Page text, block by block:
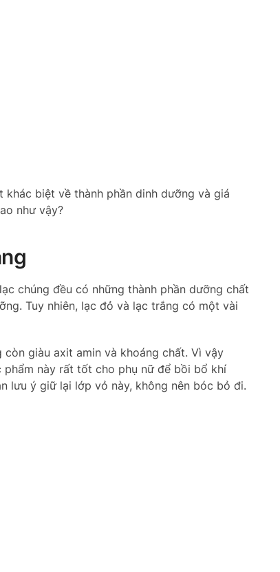
khác biệt về thành phần dinh dưỡng và giá
như vậy?
chúng đều có những thành phần dưỡng chất
Tuy nhiên, lạc đỏ và lạc trắng có một vài
giàu axit amin và khoáng chất. Vì vậy
này rất tốt cho phụ nữ để bồi bổ khí
lưu ý giữ lại lớp vỏ này, không nên bóc bỏ đi.